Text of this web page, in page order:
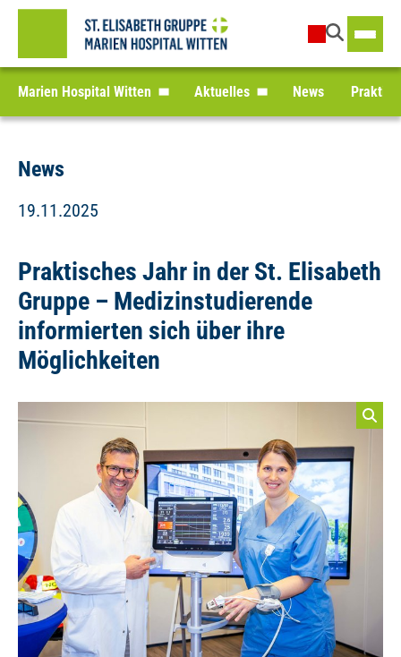
Marien Hospital Witten Aktuelles News
News
19.11.2025
Praktisches Jahr in der St. Elisabeth
Gruppe – Medizinstudierende
informierten sich über ihre
Möglichkeiten